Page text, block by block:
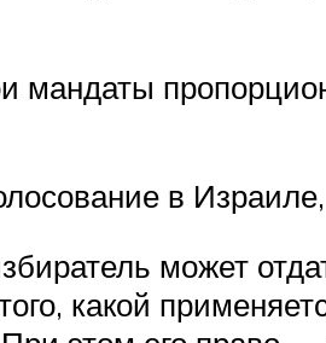
в
может
какой